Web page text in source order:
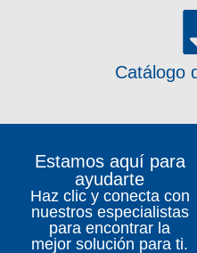
Catálogo
Estamos aquí para
ayudarte
Haz clic y conecta con
nuestros especialistas
para encontrar la
mejor solución para ti.